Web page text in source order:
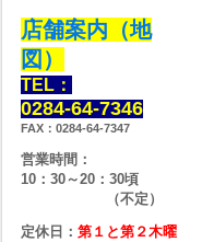
店舗案内（地
図）
TEL：
0284-64-7346
FAX：0284-64-7347
営業時間：
10：30～20：30頃
（不定）
定休日： 第１と第２木曜